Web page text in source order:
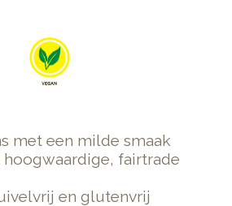
met een milde smaak
fairtrade
en glutenvrij